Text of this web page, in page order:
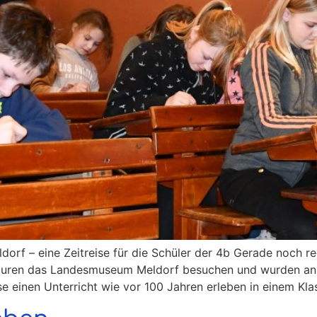
– eine Zeitreise für die Schüler der 4b Gerade noch
das Landesmuseum Meldorf besuchen und wurden
einen Unterricht wie vor 100 Jahren erleben in einem